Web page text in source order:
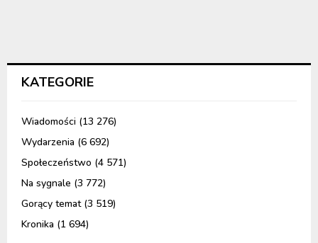
KATEGORIE
Wiadomości (13 276)
Wydarzenia (6 692)
Społeczeństwo (4 571)
Na sygnale (3 772)
Gorący temat(3 519)
Kronika (1 694)